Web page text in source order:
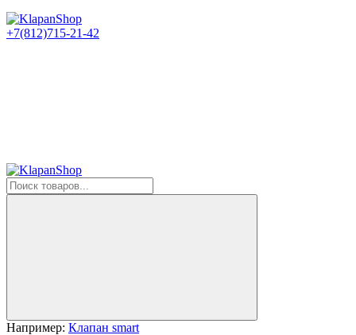
+7(812)715-21-42
Например: Клапан smart